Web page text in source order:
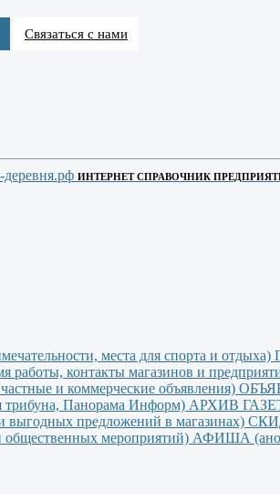
Связаться с нами
ИНТЕРНЕТ СПРАВОЧНИК
АРХИВ ГАЗЕТ
АФИША